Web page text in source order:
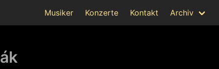
Musiker Konzerte Kontakt Archiv